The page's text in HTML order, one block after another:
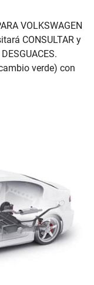
VOLKSWAGEN
CONSULTAR y
verde) con